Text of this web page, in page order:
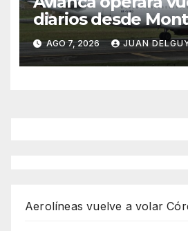
diarios desde
Asunción hacia
AGO 7, 2026 JUAN
Aerolíneas vuelve a volar